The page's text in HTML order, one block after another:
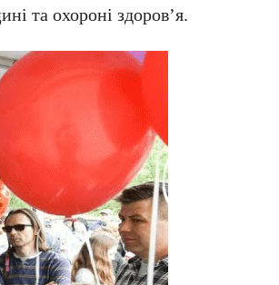
та охороні здоров’я.